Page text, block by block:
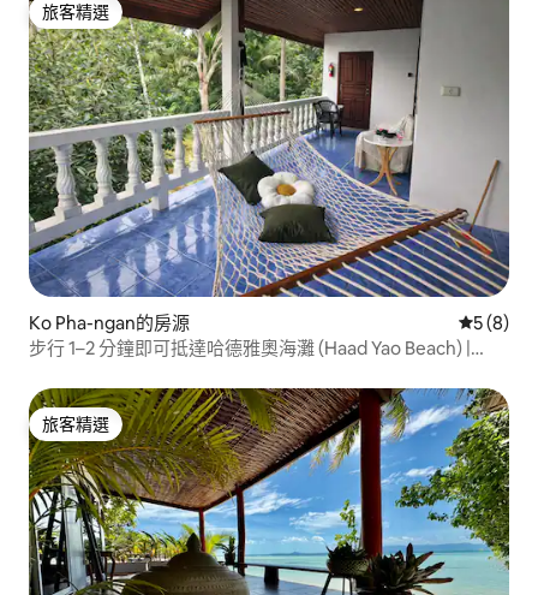
旅客精選
旅客精選
Ko Pha-ngan的房源 從 8 則評
5 (8)
步行 1–2 分鐘即可抵達哈德雅奧海灘 (Haad Yao Beach) |
旅客精選
旅客精選